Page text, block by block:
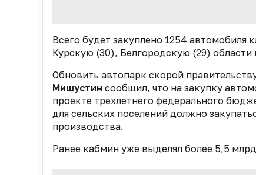
Всего будет закуплено 1254 автомобиля
Курскую (30), Белгородскую (29)
Обновить автопарк скорой
Мишустин сообщил, что на закупку
проекте трехлетнего федерального
для сельских поселений должно
производства.
Ранее кабмин уже выделял более 5,5